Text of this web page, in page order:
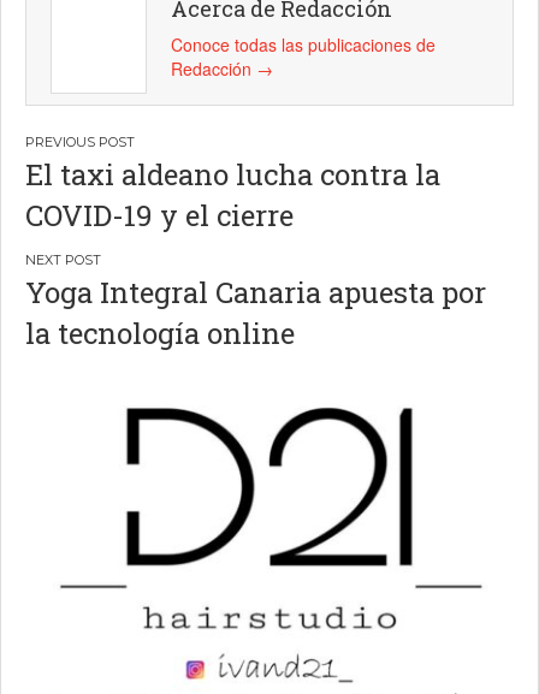
Acerca de Redacción
Conoce todas las publicaciones de
Redacción →
Navegación
de
entradas
El taxi aldeano lucha contra la
COVID-19 y el cierre
Yoga Integral Canaria apuesta por
la tecnología online